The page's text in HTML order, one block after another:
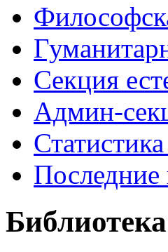
Секция
Админ-
Библиотека